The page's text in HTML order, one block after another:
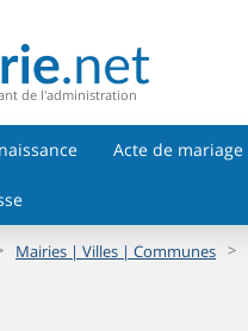
de l'administration
Acte de mariage
Mairies | Villes | Communes >